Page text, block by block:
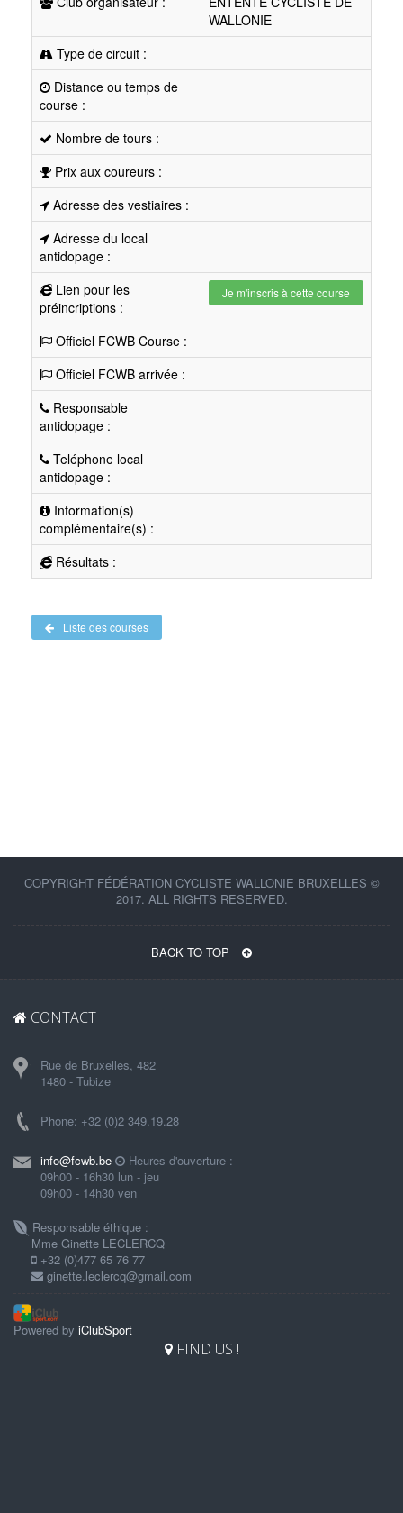
WALLONIE
Type de circuit :
Distance ou temps de
course :
Nombre de tours :
Prix aux coureurs :
Adresse des vestiaires :
Adresse du local
antidopage :
Lien pour les
préincriptions :
Je m'inscris à cette course
Officiel FCWB Course :
Officiel FCWB arrivée :
Responsable
antidopage :
Teléphone local
antidopage :
Information(s)
complémentaire(s) :
Résultats :
Liste des courses
COPYRIGHT FÉDÉRATION CYCLISTE WALLONIE BRUXELLES ©
2017. ALL RIGHTS RESERVED.
BACK TO TOP
CONTACT
Rue de Bruxelles, 482
1480 - Tubize
Phone: +32 (0)2 349.19.28
info@fcwb.be
Heures d'ouverture :
09h00 - 16h30 lun - jeu
09h00 - 14h30 ven
Responsable éthique :
Mme Ginette LECLERCQ
+32 (0)477 65 76 77
ginette.leclercq@gmail.com
Powered by iClubSport
FIND US !